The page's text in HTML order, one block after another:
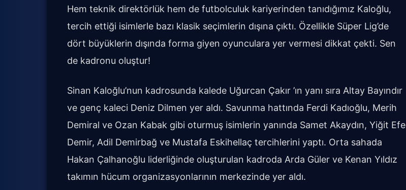
Hem teknik direktörlük hem de futbolculuk kariyerinden tanıdığımız Kaloğlu,
tercih ettiği isimlerle bazı klasik seçimlerin dışına çıktı. Özellikle Süper Lig’de
dört büyüklerin dışında forma giyen oyunculara yer vermesi dikkat çekti. Sen
de kadronu oluştur!
Sinan Kaloğlu’nun kadrosunda kalede Uğurcan Çakır ’ın yanı sıra Altay Bayındır
ve genç kaleci Deniz Dilmen yer aldı. Savunma hattında Ferdi Kadıoğlu, Merih
Demiral ve Ozan Kabak gibi oturmuş isimlerin yanında Samet Akaydın, Yiğit Efe
Demir, Adil Demirbağ ve Mustafa Eskihellaç tercihlerini yaptı. Orta sahada
Hakan Çalhanoğlu liderliğinde oluşturulan kadroda Arda Güler ve Kenan Yıldız
takımın hücum organizasyonlarının merkezinde yer aldı.